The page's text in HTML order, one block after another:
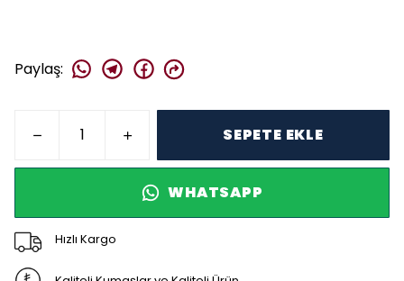
Paylaş:
SEPETE EKLE
WHATSAPP
Hızlı Kargo